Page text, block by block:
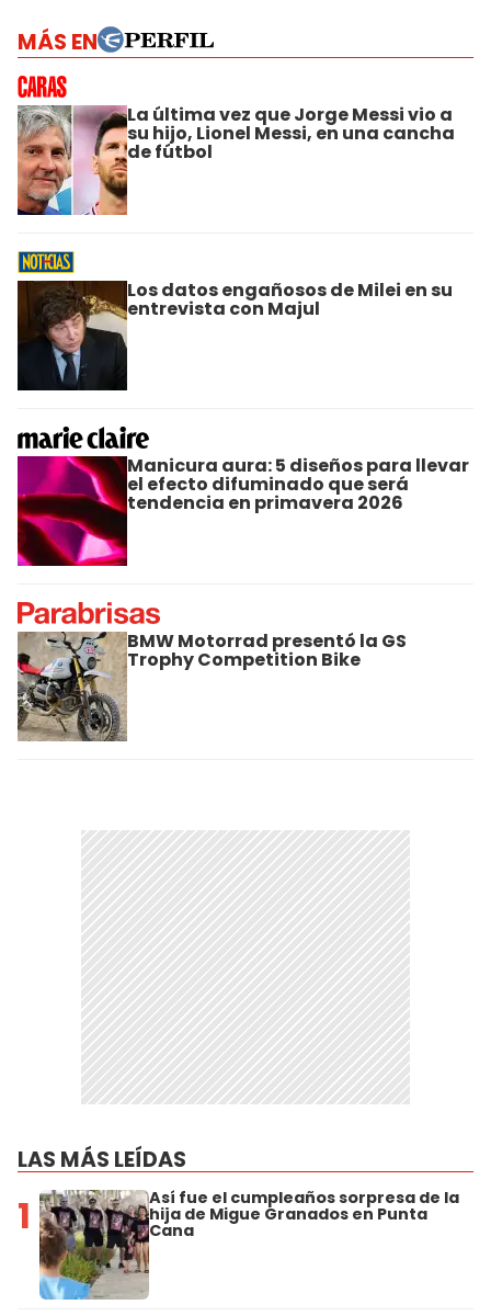
MÁS EN
La última vez que Jorge Messi vio a
su hijo, Lionel Messi, en una cancha
de fútbol
Los datos engañosos de Milei en su
entrevista con Majul
Manicura aura: 5 diseños para llevar
el efecto difuminado que será
tendencia en primavera 2026
BMW Motorrad presentó la GS
Trophy Competition Bike
LAS MÁS LEÍDAS
1 Así fue el cumpleaños sorpresa de la
hija de Migue Granados en Punta
Cana